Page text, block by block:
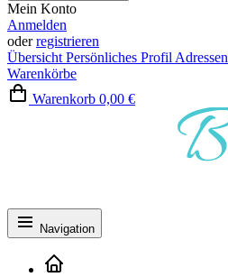
Mein Konto
Anmelden
oderregistrieren
Übersicht Persönliches Profil Adressen
Warenkörbe
Warenkorb 0,00 €
Navigation